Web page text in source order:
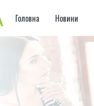
Головна Новини